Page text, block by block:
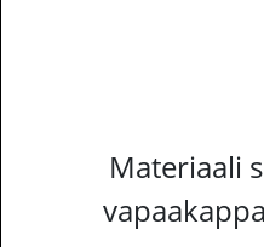
Materiaali